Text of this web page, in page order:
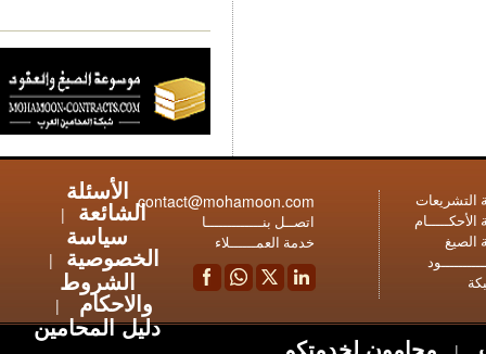
contact@mohamoon.com
اتصــل بنـــــــــــــا
خدمة العمــــــلاء
الأسئلة
الشائعة |
سياسة
الخصوصية |
الشروط
والاحكام |
دليل المحامين